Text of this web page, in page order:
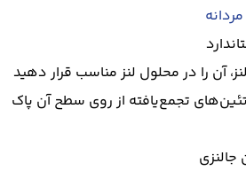
آن را در محلول لنز مناسب قرار دهید
تجمع‌یافته از روی سطح آن پاک